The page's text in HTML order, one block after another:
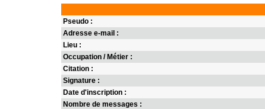
Pseudo :
Adresse e-mail :
Lieu :
Occupation / Métier :
Citation :
Signature :
Date d'inscription :
Nombre de messages :